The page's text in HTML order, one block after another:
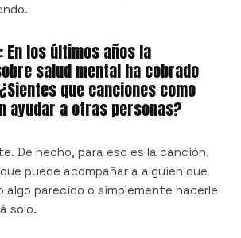
En los últimos años la
salud mental ha cobrado
que canciones como
ayudar a otras personas?
De hecho, para eso es la canción.
puede acompañar a alguien que
parecido o simplemente hacerle
solo.